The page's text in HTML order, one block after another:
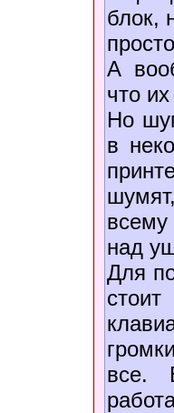
блок,
А
что
Но
в
всему
над
Для
все.